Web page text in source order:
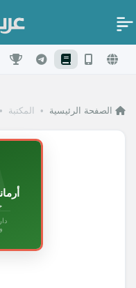
الصفحة الرئيسية • المكتبة •